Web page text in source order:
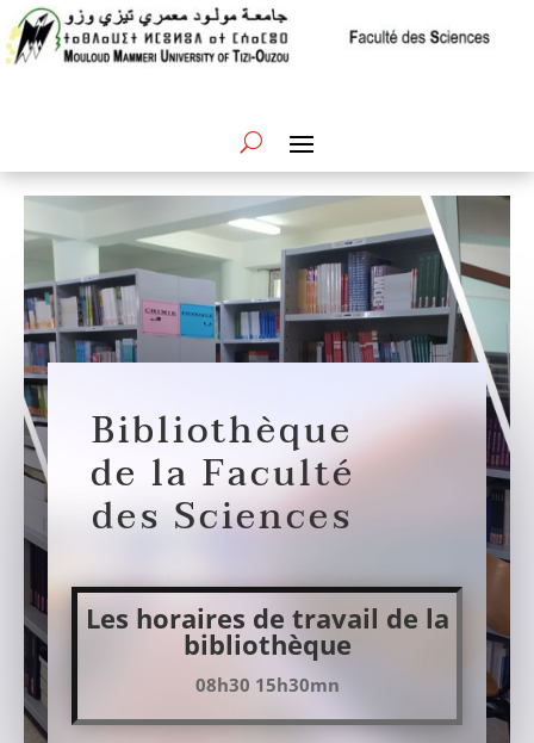
Bibliothèque
de la Faculté
des Sciences
Les horaires de travail de la
bibliothèque
08h30 15h30mn